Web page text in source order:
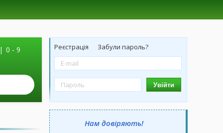
| 0 - 9
Реєстрація Забули пароль?
Увійти
Нам довіряють!